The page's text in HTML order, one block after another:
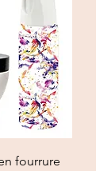
fourrure